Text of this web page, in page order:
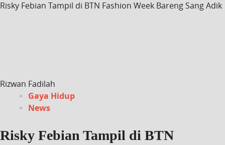
Risky Febian Tampil di BTN Fashion Week Bareng Sang Adik
Rizwan Fadilah
Gaya Hidup
News
Risky Febian Tampil di BTN